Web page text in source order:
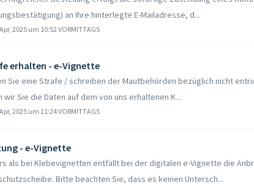
an Ihre hinterlegte E-Mailadresse, d...
2025 um 10:52 VORMITTAGS
erhalten - e-Vignette
Sie eine Strafe / schreiben der Mautbehörden bezüglich nicht
wir Sie die Daten auf dem von uns erhaltenen K...
2025 um 11:24 VORMITTAGS
- e-Vignette
als bei Klebevignetten entfällt bei der digitalen e-Vignette die
Bitte beachten Sie, dass es keinen Untersch...